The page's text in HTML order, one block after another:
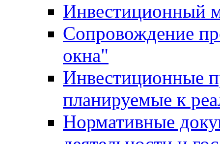
Инвестиционный
Сопровождение
окна"
Инвестиционные
планируемые к
Нормативные